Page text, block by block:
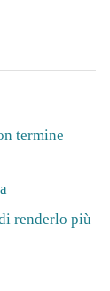
termine
renderlo più